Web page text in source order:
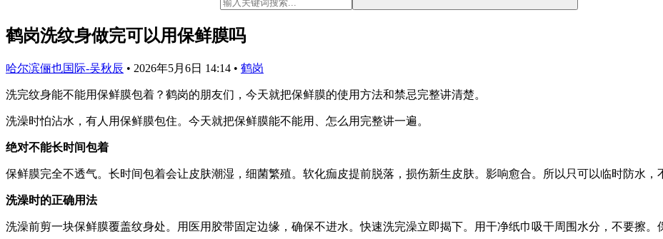
鹤岗洗纹身做完可以用保鲜膜吗
哈尔滨俪也国际-吴秋辰 • 2026年5月6日 14:14 • 鹤岗
洗完纹身能不能用保鲜膜包着？鹤岗的朋友们，今天就把保鲜膜的使用方法和禁忌完整讲清楚。
洗澡时怕沾水，有人用保鲜膜包住。今天就把保鲜膜能不能用、怎么用完整讲一遍。
绝对不能长时间包着
保鲜膜完全不透气。长时间包着会让皮肤潮湿，细菌繁殖。软化痂皮提前脱落，损伤新生皮肤。影响愈合。所以只可以临时防水，
洗澡时的正确用法
洗澡前剪一块保鲜膜覆盖纹身处。用医用胶带固定边缘，确保不进水。快速洗完澡立即揭下。用干净纸巾吸干周围水分，不要擦。